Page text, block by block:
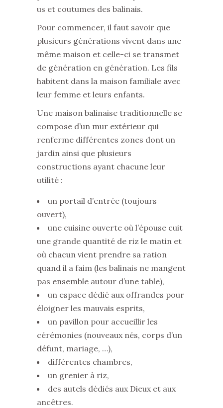
us et coutumes des balinais.
Pour commencer, il faut savoir que
plusieurs générations vivent dans une
même maison et celle-ci se transmet
de génération en génération. Les fils
habitent dans la maison familiale avec
leur femme et leurs enfants.
Une maison balinaise traditionnelle se
compose d’un mur extérieur qui
renferme différentes zones dont un
jardin ainsi que plusieurs
constructions ayant chacune leur
utilité :
un portail d’entrée (toujours
ouvert),
une cuisine ouverte où l’épouse cuit
une grande quantité de riz le matin et
où chacun vient prendre sa ration
quand il a faim (les balinais ne mangent
pas ensemble autour d’une table),
un espace dédié aux offrandes pour
éloigner les mauvais esprits,
un pavillon pour accueillir les
cérémonies (nouveaux nés, corps d’un
défunt, mariage, …),
différentes chambres,
un grenier à riz,
des autels dédiés aux Dieux et aux
ancêtres.